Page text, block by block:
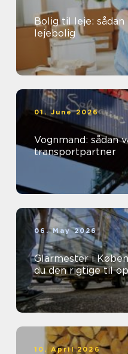
Bolig til leje:
lejebolig
01. June 2026
Vognmand: sådan
transportpartner
06. May 2026
Glarmester i
du den rigtige til
10. April 2026